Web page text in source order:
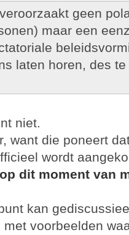
geen
maar een
laten horen, des
niet.
want die poneert
wordt
dit moment van
kan
voorbeelden